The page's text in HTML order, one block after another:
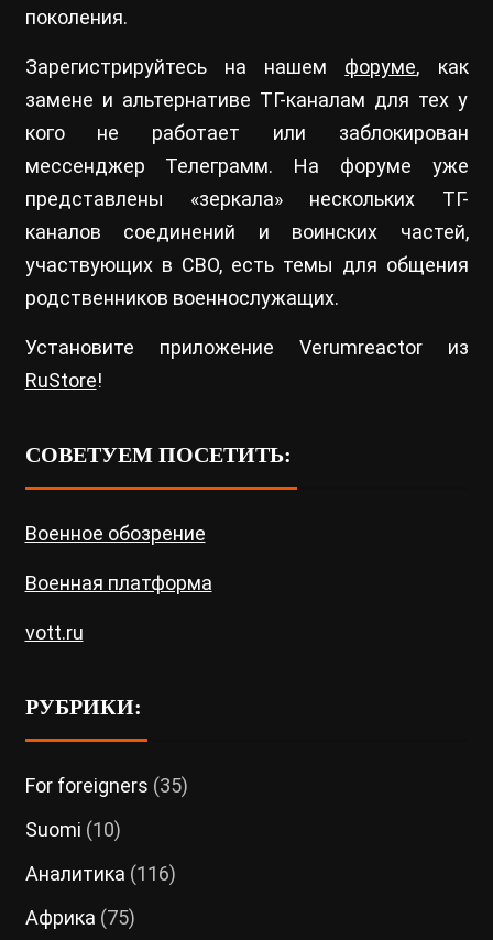
поколения.
Зарегистрируйтесь на нашем форуме, как
замене и альтернативе ТГ-каналам для тех у
кого не работает или заблокирован
мессенджер Телеграмм. На форуме уже
представлены «зеркала» нескольких ТГ-
каналов соединений и воинских частей,
участвующих в СВО, есть темы для общения
родственников военнослужащих.
Установите приложение Verumreactor из
RuStore!
СОВЕТУЕМ ПОСЕТИТЬ:
Военное обозрение
Военная платформа
vott.ru
РУБРИКИ:
For foreigners (35)
Suomi (10)
Аналитика (116)
Африка (75)